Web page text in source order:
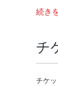
続き
チ
チケ